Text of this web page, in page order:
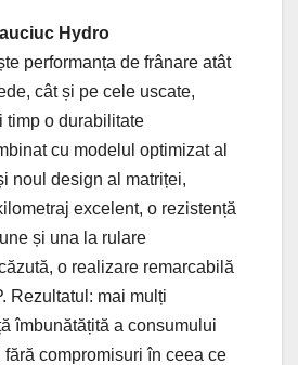
Hydro
performanța de frânare atât
cât și pe cele uscate,
timp o durabilitate
cu modelul optimizat al
noul design al matriței,
excelent, o rezistență
și una la rulare
o realizare remarcabilă
Rezultatul: mai mulți
îmbunătățită a consumului
compromisuri în ceea ce